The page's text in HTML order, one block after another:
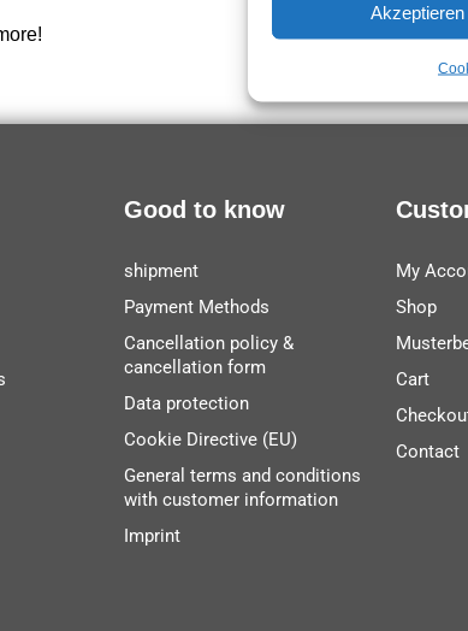
Akzeptieren
What can i seal?
Good to know
shipment
Payment Methods
Cancellation policy &
cancellation form
Data protection
Cookie Directive (EU)
General terms and conditions
with customer information
Imprint
My
Shop
Cart
Contact